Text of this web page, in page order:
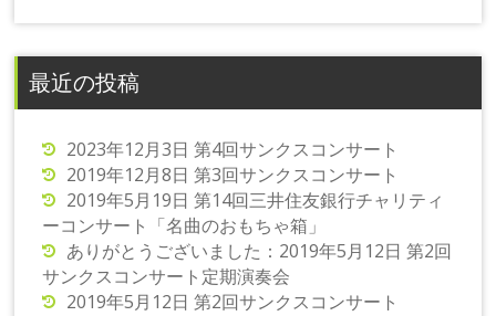
ン
最近の投稿
2023年12月3日 第4回サンクスコンサート
2019年12月8日 第3回サンクスコンサート
2019年5月19日 第14回三井住友銀行チャリティ
ーコンサート「名曲のおもちゃ箱」
ありがとうございました：2019年5月12日 第2回
サンクスコンサート定期演奏会
2019年5月12日 第2回サンクスコンサート